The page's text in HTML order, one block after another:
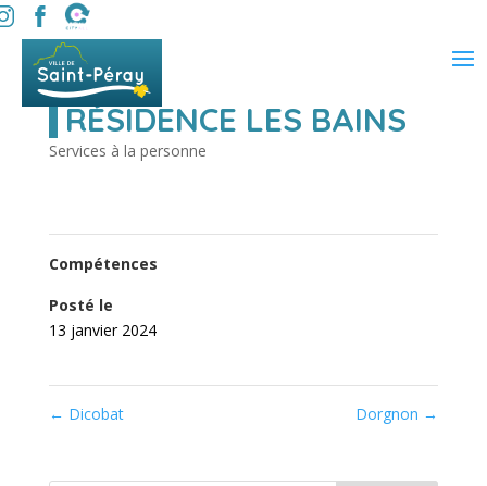
RÉSIDENCE LES BAINS
Services à la personne
Compétences
Posté le
13 janvier 2024
← Dicobat Dorgnon →